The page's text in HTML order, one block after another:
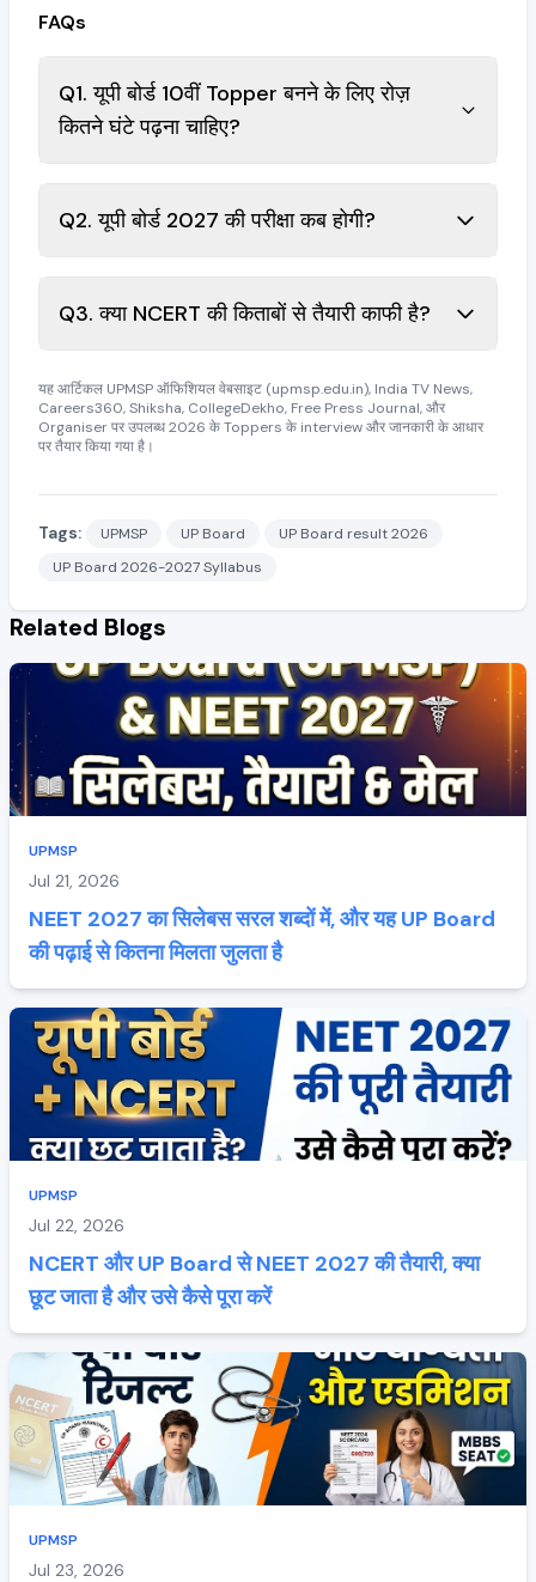
FAQs
Q1. यूपी बोर्ड 10वीं Topper बनने के लिए रोज़
कितने घंटे पढ़ना चाहिए?
Q2. यूपी बोर्ड 2027 की परीक्षा कब होगी?
Q3. क्या NCERT की किताबों से तैयारी काफी है?
यह आर्टिकल UPMSP ऑफिशियल वेबसाइट (upmsp.edu.in), India TV News,
Careers360, Shiksha, CollegeDekho, Free Press Journal, और
Organiser पर उपलब्ध 2026 के Toppers के interview और जानकारी के आधार
पर तैयार किया गया है।
Tags: UPMSP UP Board
UP Board result 2026
UP Board 2026-2027 Syllabus
Related Blogs
UPMSP
Jul 21, 2026
NEET 2027 का सिलेबस सरल शब्दों में, और यह UP Board
की पढ़ाई से कितना मिलता जुलता है
UPMSP
Jul 22, 2026
NCERT और UP Board से NEET 2027 की तैयारी, क्या
छूट जाता है और उसे कैसे पूरा करें
UPMSP
Jul 23, 2026